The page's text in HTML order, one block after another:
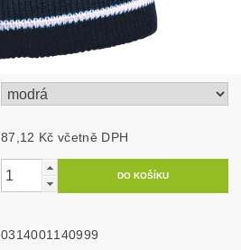
87,12 Kč včetně DPH
0314001140999